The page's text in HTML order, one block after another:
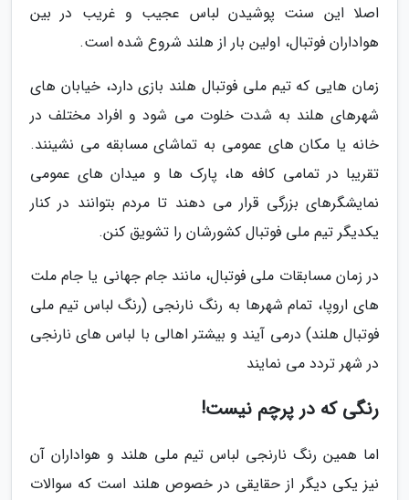
اصلا این سنت پوشیدن لباس عجیب و غریب در بین
هواداران فوتبال، اولین بار از هلند شروع شده است.
زمان هایی که تیم ملی فوتبال هلند بازی دارد، خیابان های
شهرهای هلند به شدت خلوت می شود و افراد مختلف در
خانه یا مکان های عمومی به تماشای مسابقه می نشینند.
تقریبا در تمامی کافه ها، پارک ها و میدان های عمومی
نمایشگرهای بزرگی قرار می دهند تا مردم بتوانند در کنار
یکدیگر تیم ملی فوتبال کشورشان را تشویق کنن.
در زمان مسابقات ملی فوتبال، مانند جام جهانی یا جام ملت
های اروپا، تمام شهرها به رنگ نارنجی (رنگ لباس تیم ملی
فوتبال هلند) درمی آیند و بیشتر اهالی با لباس های نارنجی
در شهر تردد می نمایند
رنگی که در پرچم نیست!
اما همین رنگ نارنجی لباس تیم ملی هلند و هواداران آن
نیز یکی دیگر از حقایقی در خصوص هلند است که سوالات